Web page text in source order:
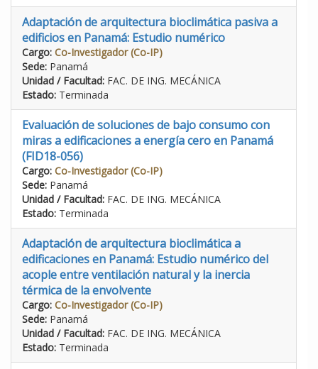
Adaptación de arquitectura bioclimática pasiva a
edificios en Panamá: Estudio numérico
Cargo: Co-Investigador (Co-IP)
Sede: Panamá
Unidad / Facultad: FAC. DE ING. MECÁNICA
Estado: Terminada
Evaluación de soluciones de bajo consumo con
miras a edificaciones a energía cero en Panamá
(FID18-056)
Cargo: Co-Investigador (Co-IP)
Sede: Panamá
Unidad / Facultad: FAC. DE ING. MECÁNICA
Estado: Terminada
Adaptación de arquitectura bioclimática a
edificaciones en Panamá: Estudio numérico del
acople entre ventilación natural y la inercia
térmica de la envolvente
Cargo: Co-Investigador (Co-IP)
Sede: Panamá
Unidad / Facultad: FAC. DE ING. MECÁNICA
Estado: Terminada